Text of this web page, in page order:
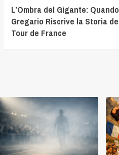
L’Ombra del Gigante:
Gregario Riscrive la Storia
Tour de France